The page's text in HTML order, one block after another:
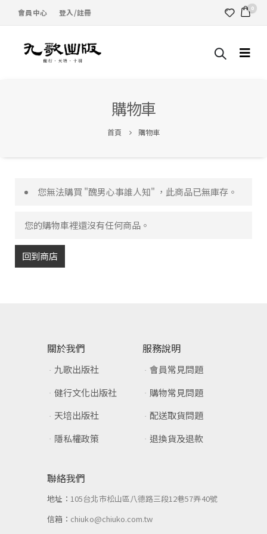
會員中心 登入/註冊 0
購物車
首頁 購物車
您無法購買 "醜男心事誰人知" ，此商品已無庫存。
您的購物車裡還沒有任何商品。
回到商店
關於我們
九歌出版社
健行文化出版社
天培出版社
隱私權政策
服務說明
會員常見問題
購物常見問題
配送取貨問題
退換貨及退款
聯絡我們
地址：105台北市松山區八德路三段12巷57弄40號
信箱： chiuko@chiuko.com.tw